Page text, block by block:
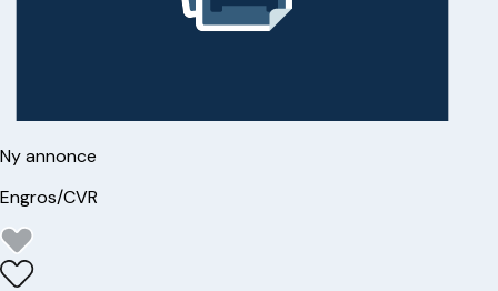
Ny annonce
Engros/CVR